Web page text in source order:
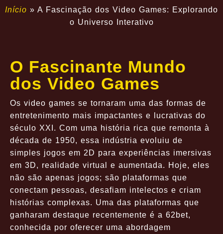
Início » A Fascinação dos Video Games: Explorando
o Universo Interativo
O Fascinante Mundo
dos Video Games
Os video games se tornaram uma das formas de
entretenimento mais impactantes e lucrativas do
século XXI. Com uma história rica que remonta à
década de 1950, essa indústria evoluiu de
simples jogos em 2D para experiências imersivas
em 3D, realidade virtual e aumentada. Hoje, eles
não são apenas jogos; são plataformas que
conectam pessoas, desafiam intelectos e criam
histórias complexas. Uma das plataformas que
ganharam destaque recentemente é a 62bet,
conhecida por oferecer uma abordagem